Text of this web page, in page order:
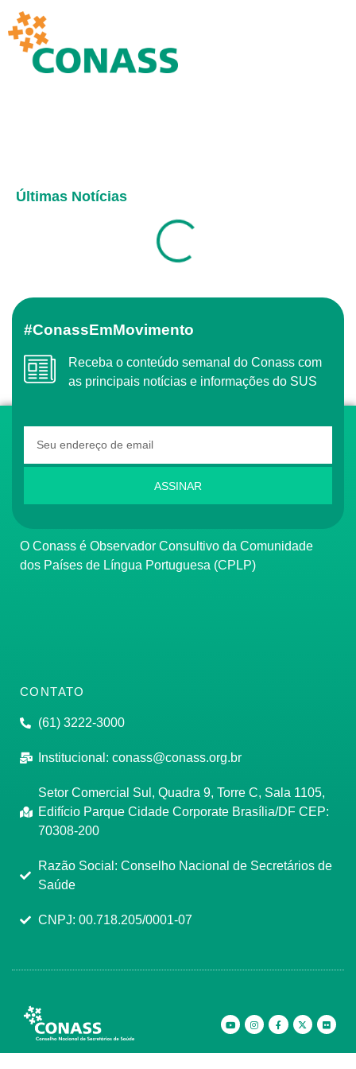
Últimas Notícias
#ConassEmMovimento
Receba o conteúdo semanal do Conass com
as principais notícias e informações do SUS
ASSINAR
O Conass é Observador Consultivo da Comunidade
dos Países de Língua Portuguesa (CPLP)
CONTATO
(61) 3222-3000
Institucional: conass@conass.org.br
Setor Comercial Sul, Quadra 9, Torre C, Sala 1105,
Edifício Parque Cidade Corporate Brasília/DF CEP:
70308-200
Razão Social: Conselho Nacional de Secretários de
Saúde
CNPJ: 00.718.205/0001-07